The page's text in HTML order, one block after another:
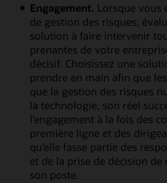
Engagement. Lorsque vous
de gestion des risques,
solution à faire intervenir
prenantes de votre
décisif. Choisissez une
prendre en main afin que
que la gestion des risques
la technologie, son réel
l’engagement à la fois des
première ligne et des
qu’elle fasse partie des
et de la prise de décision
son poste.